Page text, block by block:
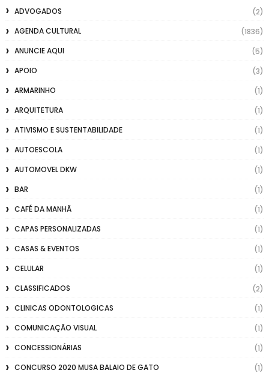
ADVOGADOS
(2)
AGENDA CULTURAL
(1836)
ANUNCIE AQUI
(5)
APOIO
(3)
ARMARINHO
(1)
ARQUITETURA
(1)
ATIVISMO E SUSTENTABILIDADE
(1)
AUTOESCOLA
(1)
AUTOMOVEL DKW
(1)
BAR
(1)
CAFÉ DA MANHÃ
(1)
CAPAS PERSONALIZADAS
(1)
CASAS & EVENTOS
(1)
CELULAR
(1)
CLASSIFICADOS
(2)
CLINICAS ODONTOLOGICAS
(1)
COMUNICAÇÃO VISUAL
(1)
CONCESSIONÁRIAS
(1)
CONCURSO 2020 MUSA BALAIO DE GATO
(1)